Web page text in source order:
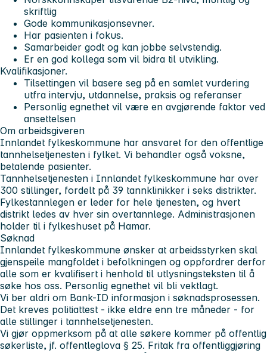
skriftlig
Gode kommunikasjonsevner.
Har pasienten i fokus.
Samarbeider godt og kan jobbe selvstendig.
Er en god kollega som vil bidra til utvikling.
Kvalifikasjoner.
Tilsettingen vil basere seg på en samlet vurdering
utfra intervju, utdannelse, praksis og referanser
Personlig egnethet vil være en avgjørende faktor ved
ansettelsen
Om arbeidsgiveren
Innlandet fylkeskommune har ansvaret for den offentlige
tannhelsetjenesten i fylket. Vi behandler også voksne,
betalende pasienter.
Tannhelsetjenesten i Innlandet fylkeskommune har over
300 stillinger, fordelt på 39 tannklinikker i seks distrikter.
Fylkestannlegen er leder for hele tjenesten, og hvert
distrikt ledes av hver sin overtannlege. Administrasjonen
holder til i fylkeshuset på Hamar.
Søknad
Innlandet fylkeskommune ønsker at arbeidsstyrken skal
gjenspeile mangfoldet i befolkningen og oppfordrer derfor
alle som er kvalifisert i henhold til utlysningsteksten til å
søke hos oss. Personlig egnethet vil bli vektlagt.
Vi ber aldri om Bank-ID informasjon i søknadsprosessen.
Det kreves politiattest - ikke eldre enn tre måneder - for
alle stillinger i tannhelsetjenesten.
Vi gjør oppmerksom på at alle søkere kommer på offentlig
søkerliste, jf. offentleglova § 25. Fritak fra offentliggjøring